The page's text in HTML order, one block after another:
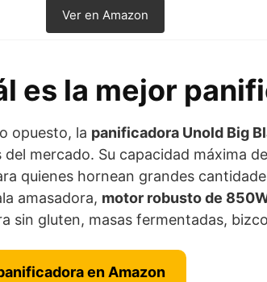
Ver en Amazon
es la mejor
opuesto, la panificadora Unold Big
del mercado. Su capacidad máxima de
quienes hornean grandes
amasadora, motor robusto de
sin gluten, masas fermentadas,
en Amazon